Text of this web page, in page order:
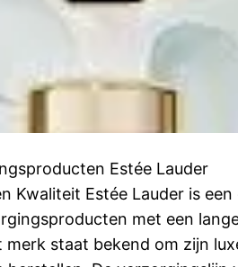
Estée Lauder
Kwaliteit Estée Lauder is
met een
staat bekend om zijn